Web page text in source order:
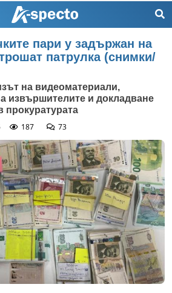
пари у задържан на
патрулка (снимки/
на видеоматериали,
извършителите и докладване
прокуратурата
187 73